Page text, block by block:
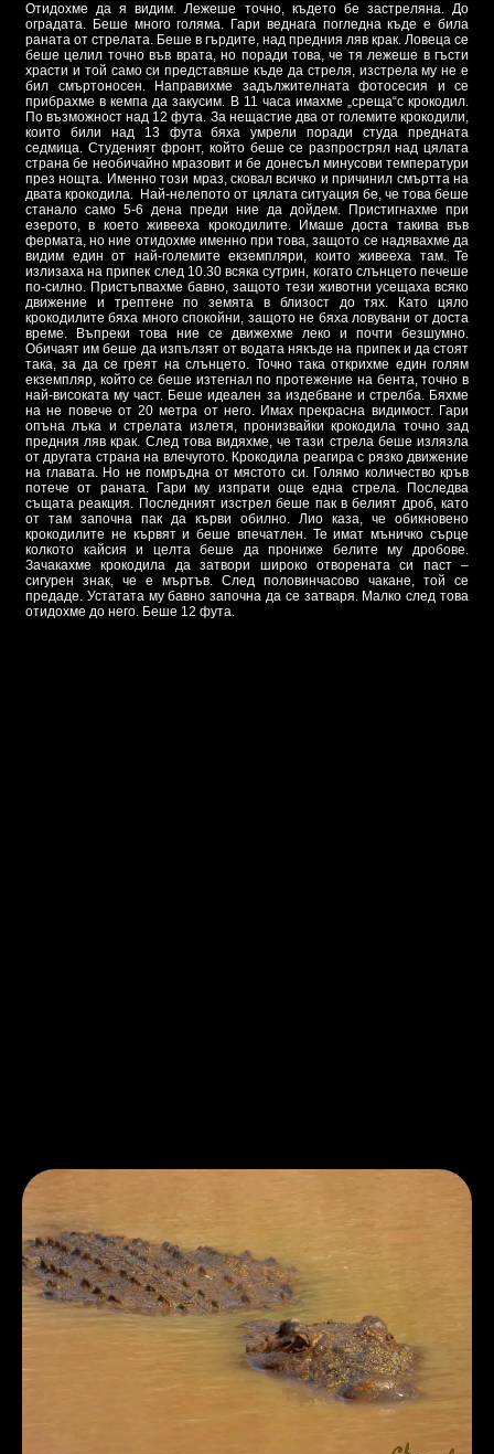
Отидохме да я видим. Лежеше точно, където бе застреляна. До
оградата. Беше много голяма. Гари веднага погледна къде е била
раната от стрелата. Беше в гърдите, над предния ляв крак. Ловеца се
беше целил точно във врата, но поради това, че тя лежеше в гъсти
храсти и той само си представяше къде да стреля, изстрела му не е
бил смъртоносен. Направихме задължителната фотосесия и се
прибрахме в кемпа да закусим. В 11 часа имахме „среща“с крокодил.
По възможност над 12 фута. За нещастие два от големите крокодили,
които били над 13 фута бяха умрели поради студа предната
седмица. Студеният фронт, който беше се разпрострял над цялата
страна бе необичайно мразовит и бе донесъл минусови температури
през нощта. Именно този мраз, сковал всичко и причинил смъртта на
двата крокодила. Най-нелепото от цялата ситуация бе, че това беше
станало само 5-6 дена преди ние да дойдем. Пристигнахме при
езерото, в което живееха крокодилите. Имаше доста такива във
фермата, но ние отидохме именно при това, защото се надявахме да
видим един от най-големите екземпляри, които живееха там. Те
излизаха на припек след 10.30 всяка сутрин, когато слънцето печеше
по-силно. Пристъпвахме бавно, защото тези животни усещаха всяко
движение и трептене по земята в близост до тях. Като цяло
крокодилите бяха много спокойни, защото не бяха ловувани от доста
време. Въпреки това ние се движехме леко и почти безшумно.
Обичаят им беше да изпълзят от водата някъде на припек и да стоят
така, за да се греят на слънцето. Точно така открихме един голям
екземпляр, който се беше изтегнал по протежение на бента, точно в
най-високата му част. Беше идеален за издебване и стрелба. Бяхме
на не повече от 20 метра от него. Имах прекрасна видимост. Гари
опъна лъка и стрелата излетя, пронизвайки крокодила точно зад
предния ляв крак. След това видяхме, че тази стрела беше излязла
от другата страна на влечугото. Крокодила реагира с рязко движение
на главата. Но не помръдна от мястото си. Голямо количество кръв
потече от раната. Гари му изпрати още една стрела. Последва
същата реакция. Последният изстрел беше пак в белият дроб, като
от там започна пак да кърви обилно. Лио каза, че обикновено
крокодилите не кървят и беше впечатлен. Те имат мъничко сърце
колкото кайсия и целта беше да прониже белите му дробове.
Зачакахме крокодила да затвори широко отворената си паст –
сигурен знак, че е мъртъв. След половинчасово чакане, той се
предаде. Устатата му бавно започна да се затваря. Малко след това
отидохме до него. Беше 12 фута.